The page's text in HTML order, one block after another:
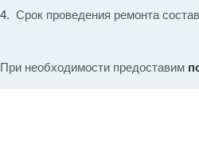
Срок проведения ремонта
При необходимости предоставим